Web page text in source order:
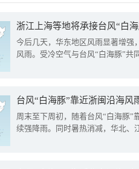
浙江上海等地将承接台风“白
今后几天，华东地区风雨显著增强
风雨。受冷空气与台风“白海豚”共
台风“白海豚”靠近浙闽沿海风
周末至下周初，随着台风“白海豚”
续强降雨。同时暑热消减，华北、